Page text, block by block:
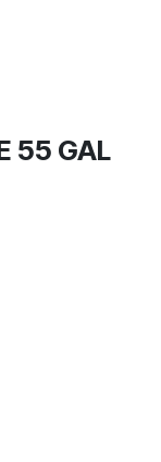
55 GAL